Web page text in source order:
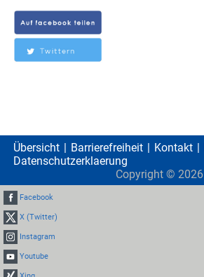
Übersicht Barrierefreiheit Kontakt
Datenschutzerklaerung
Copyright © 2026
Facebook
X (Twitter)
Instagram
Youtube